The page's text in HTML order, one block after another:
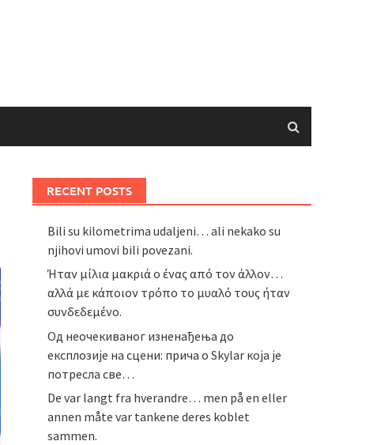
RECENT POSTS
Bili su kilometrima udaljeni… ali nekako su
njihovi umovi bili povezani.
Ήταν μίλια μακριά ο ένας από τον άλλον…
αλλά με κάποιον τρόπο το μυαλό τους ήταν
συνδεδεμένο.
Од неочекиваног изненађења до
експлозије на сцени: прича о Skylar која је
потресла све…
De var langt fra hverandre… men på en eller
annen måte var tankene deres koblet
sammen.